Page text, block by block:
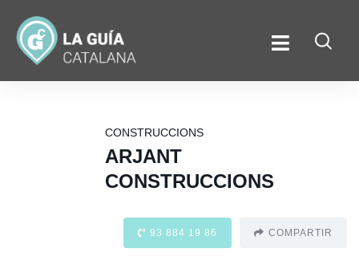
CONSTRUCCIONS
ARJANT
CONSTRUCCIONS
93 884 19 86 COMPARTIR